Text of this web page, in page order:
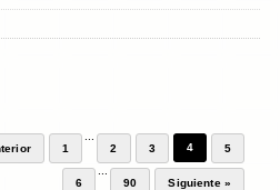
1
2
3 4 5
6
90
Siguiente »